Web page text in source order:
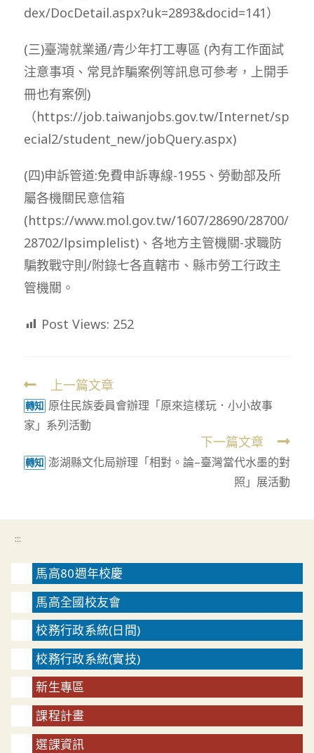
dex/DocDetail.aspx?uk=2893&docid=141）
(三)臺灣就業通/青少年打工專區 (內有工作面試
注意事項、常見詐騙案例等訊息可參考，上開手
冊也有案例)
（https://job.taiwanjobs.gov.tw/Internet/sp
ecial2/student_new/jobQuery.aspx)
(四)申訴管道:免費申訴專線-1955、勞動部及所
屬各機關民意信箱
(https://www.mol.gov.tw/1607/28690/28700/
28702/lpsimplelist)、各地方主管機關-求職防
騙教戰守則/附錄七各直轄市、縣市勞工行政主
管機關。
Post Views: 252
Read
more
articles
上一篇文章
轉知 原住民族委員會辦理「原來這樣玩．小小故事
家」系列活動
下一篇文章
轉知 澎湖縣文化局辦理「相對。論–臺灣當代水墨的對
照」展活動
:::
馬高80週年校慶
馬高全國校友會
校務行政系統(日間)
校務行政系統(實技)
新生專區
課程計畫
選課資訊